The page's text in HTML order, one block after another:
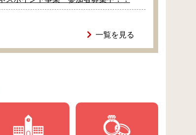
一覧を見る